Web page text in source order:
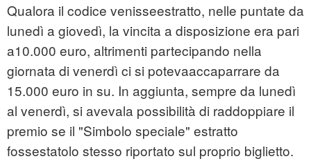
Qualora il codice venisseestratto, nelle puntate da
lunedì a giovedì, la vincita a disposizione era pari
a10.000 euro, altrimenti partecipando nella
giornata di venerdì ci si potevaaccaparrare da
15.000 euro in su. In aggiunta, sempre da lunedì
al venerdì, si avevala possibilità di raddoppiare il
premio se il "Simbolo speciale" estratto
fossestatolo stesso riportato sul proprio biglietto.